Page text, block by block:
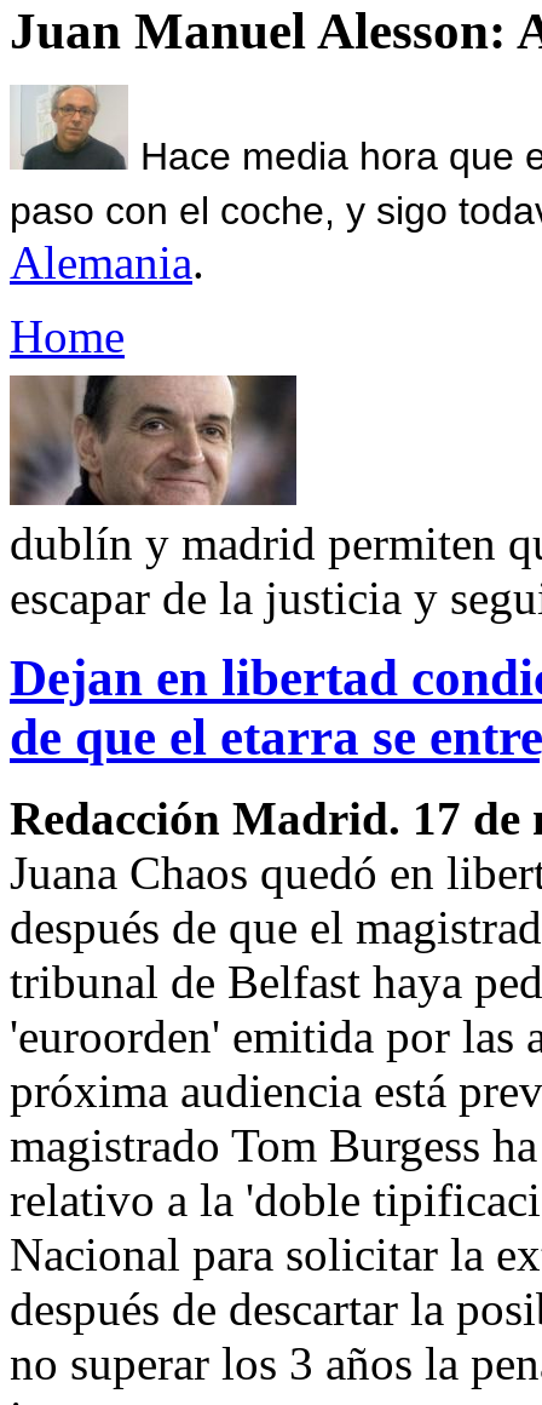
Juan Manuel Alesson:
Hace media hora que
paso con el coche, y sigo
Alemania.
Home
dublín y madrid permiten
escapar de la justicia y
Dejan en libertad
de que el etarra se
Redacción Madrid. 17
Juana Chaos quedó en
después de que el
tribunal de Belfast haya
'euroorden' emitida por las
próxima audiencia está
magistrado Tom Burgess
relativo a la 'doble
Nacional para solicitar la
después de descartar la
no superar los 3 años la